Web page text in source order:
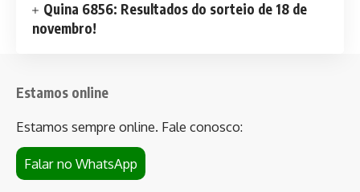
Quina 6856: Resultados do sorteio de 18 de
novembro!
Estamos online
Estamos sempre online. Fale conosco:
Falar no WhatsApp